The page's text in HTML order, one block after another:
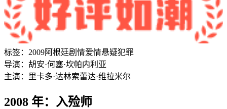
标签： 2009阿根廷剧情爱情悬疑犯罪
导演： 胡安·何塞·坎帕内利亚
主演：
里卡多·达林索蕾达·维拉米尔
2008 年：入殓师